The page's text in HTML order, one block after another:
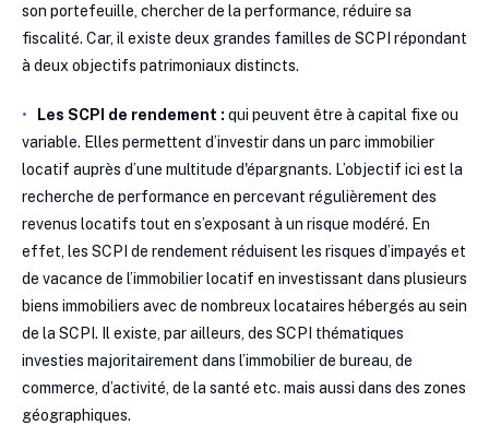
son portefeuille, chercher de la performance, réduire sa
fiscalité. Car, il existe deux grandes familles de SCPI répondant
à deux objectifs patrimoniaux distincts.
Les SCPI de rendement : qui peuvent être à capital fixe ou
variable. Elles permettent d’investir dans un parc immobilier
locatif auprès d’une multitude d'épargnants. L’objectif ici est la
recherche de performance en percevant régulièrement des
revenus locatifs tout en s’exposant à un risque modéré. En
effet, les SCPI de rendement réduisent les risques d’impayés et
de vacance de l’immobilier locatif en investissant dans plusieurs
biens immobiliers avec de nombreux locataires hébergés au sein
de la SCPI. Il existe, par ailleurs, des SCPI thématiques
investies majoritairement dans l’immobilier de bureau, de
commerce, d’activité, de la santé etc. mais aussi dans des zones
géographiques.